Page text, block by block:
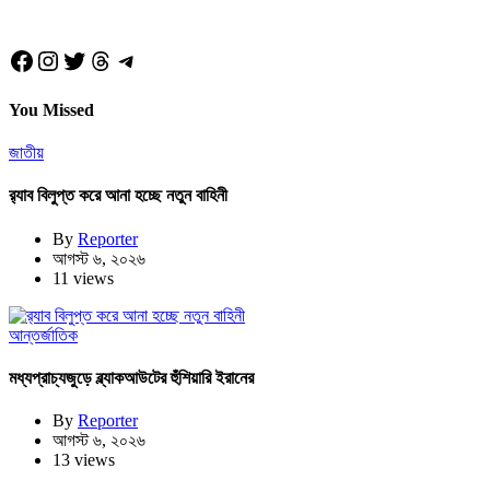
Facebook
Instagram
Twitter
Threads
Telegram
You Missed
জাতীয়
র‍্যাব বিলুপ্ত করে আনা হচ্ছে নতুন বাহিনী
By Reporter
আগস্ট ৬, ২০২৬
11 views
আন্তর্জাতিক
মধ্যপ্রাচ্যজুড়ে ব্ল্যাকআউটের হুঁশিয়ারি ইরানের
By Reporter
আগস্ট ৬, ২০২৬
13 views